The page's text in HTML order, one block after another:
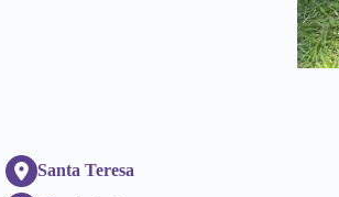
Santa Teresa